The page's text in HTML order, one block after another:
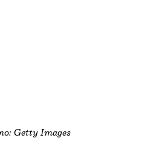
Getty Images